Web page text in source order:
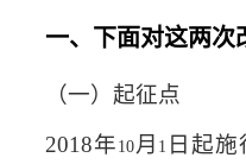
一、下面对这两次
（一）起征点
2018年 10月 1 日起